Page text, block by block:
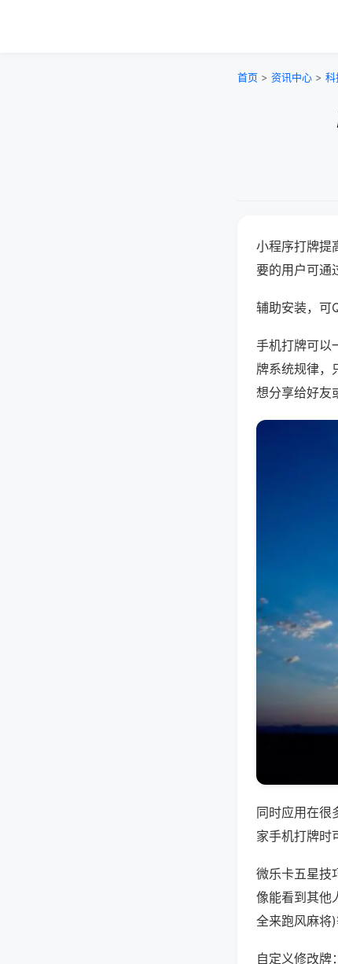
首页 > 资讯中心 > 科
小程序打牌提
要的用户可通
辅助安装，可
手机打牌可以
牌系统规律，
想分享给好友
同时应用在很
家手机打牌时
微乐卡五星技
像能看到其他
全来跑风麻将
自定义修改牌